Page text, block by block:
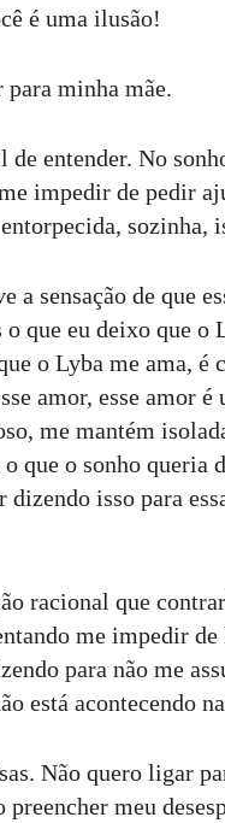
é uma ilusão!
minha mãe.
entender. No
impedir de pedir
sozinha,
a sensação de que
que eu deixo que
o Lyba me ama, é
amor, esse amor
me mantém
que o sonho
dizendo isso para
racional que
me impedir
para não me
está acontecendo
Não quero ligar
preencher meu